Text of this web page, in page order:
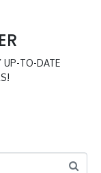
UP-TO-DATE